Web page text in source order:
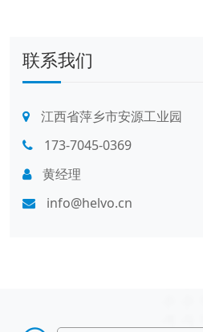
联系我们
江西省萍乡市安源工业园
173-7045-0369
黄经理
info@helvo.cn